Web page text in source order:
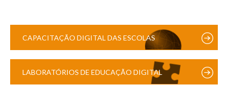
CAPACITAÇÃO DIGITAL DAS ESCOLAS
LABORATÓRIOS DE EDUCAÇÃO DIGITAL